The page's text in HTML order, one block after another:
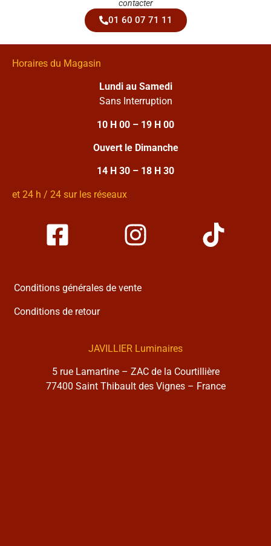
contacter
01 60 07 71 11
Horaires du Magasin
Lundi au Samedi
Sans Interruption
10 H 00 – 19 H 00
Ouvert le Dimanche
14 H 30 – 18 H 30
et 24 h / 24 sur les réseaux
Conditions générales de vente
Conditions de retour
JAVILLIER Luminaires
5 rue Lamartine – ZAC de la Courtillière
77400 Saint Thibault des Vignes – France